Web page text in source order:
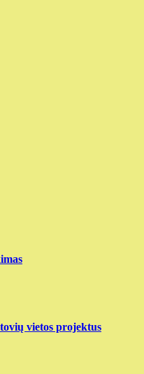
vietos projektus